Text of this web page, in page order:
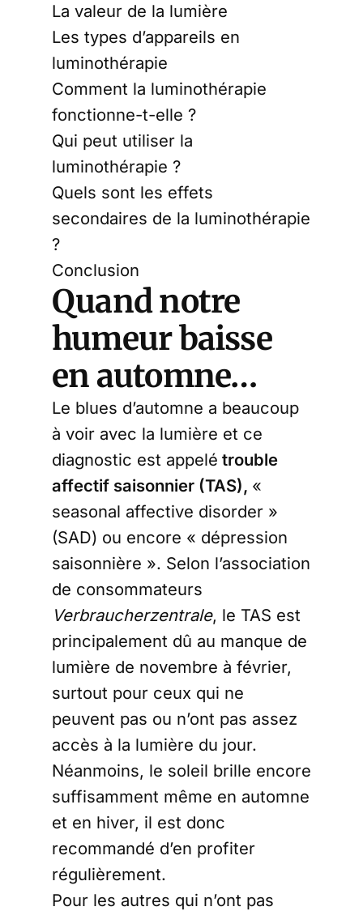
La valeur de la lumière
Les types d’appareils en
luminothérapie
Comment la luminothérapie
fonctionne-t-elle ?
Qui peut utiliser la
luminothérapie ?
Quels sont les effets
secondaires de la luminothérapie
?
Conclusion
Quand notre
humeur baisse
en automne…
Le blues d’automne a beaucoup
à voir avec la lumière et ce
diagnostic est appelé trouble
affectif saisonnier (TAS), «
seasonal affective disorder »
(SAD) ou encore « dépression
saisonnière ». Selon l’association
de consommateurs
Verbraucherzentrale, le TAS est
principalement dû au manque de
lumière de novembre à février,
surtout pour ceux qui ne
peuvent pas ou n’ont pas assez
accès à la lumière du jour.
Néanmoins, le soleil brille encore
suffisamment même en automne
et en hiver, il est donc
recommandé d’en profiter
régulièrement.
Pour les autres qui n’ont pas